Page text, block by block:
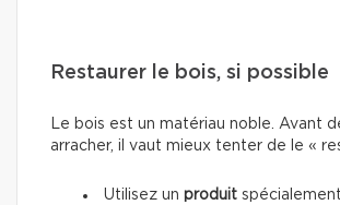
Restaurer le bois, si possible
Le bois est un matériau noble. Avant
arracher, il vaut mieux tenter de le «
Utilisez un produit